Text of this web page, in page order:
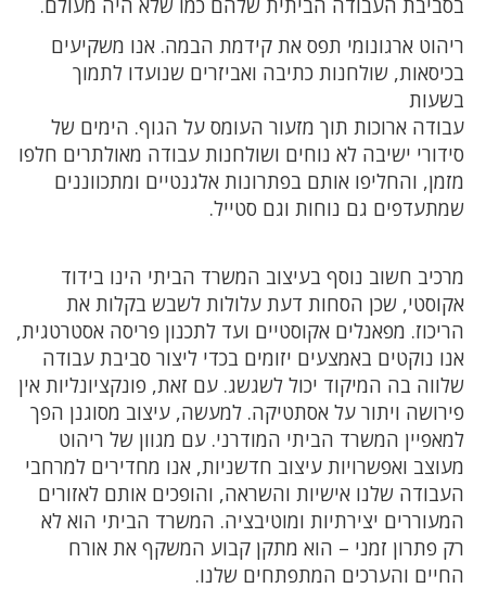
ריהוט ארגונומי תפס את קידמת הבמה. אנו משקיעים
בכיסאות, שולחנות כתיבה ואביזרים שנועדו לתמוך
בשעות
עבודה ארוכות תוך מזעור העומס על הגוף. הימים של
סידורי ישיבה לא נוחים ושולחנות עבודה מאולתרים חלפו
מזמן, והחליפו אותם בפתרונות אלגנטיים ומתכווננים
שמתעדפים גם נוחות וגם סטייל.
מרכיב חשוב נוסף בעיצוב המשרד הביתי הינו בידוד
אקוסטי, שכן הסחות דעת עלולות לשבש בקלות את
הריכוז. מפאנלים אקוסטיים ועד לתכנון פריסה אסטרטגית,
אנו נוקטים באמצעים יזומים בכדי ליצור סביבת עבודה
שלווה בה המיקוד יכול לשגשג. עם זאת, פונקציונליות אין
פירושה ויתור על אסתטיקה. למעשה, עיצוב מסוגנן הפך
למאפיין המשרד הביתי המודרני. עם מגוון של ריהוט
מעוצב ואפשרויות עיצוב חדשניות, אנו מחדירים למרחבי
העבודה שלנו אישיות והשראה, והופכים אותם לאזורים
המעוררים יצירתיות ומוטיבציה. המשרד הביתי הוא לא
רק פתרון זמני – הוא מתקן קבוע המשקף את אורח
החיים והערכים המתפתחים שלנו.